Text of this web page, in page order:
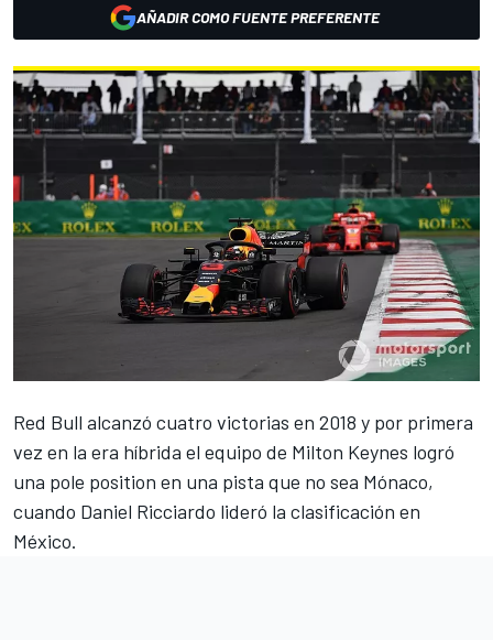
AÑADIR COMO FUENTE PREFERENTE
Red Bull alcanzó cuatro victorias en 2018 y por primera
vez en la era híbrida el equipo de Milton Keynes logró
una pole position en una pista que no sea Mónaco,
cuando Daniel Ricciardo lideró la clasificación en
México.